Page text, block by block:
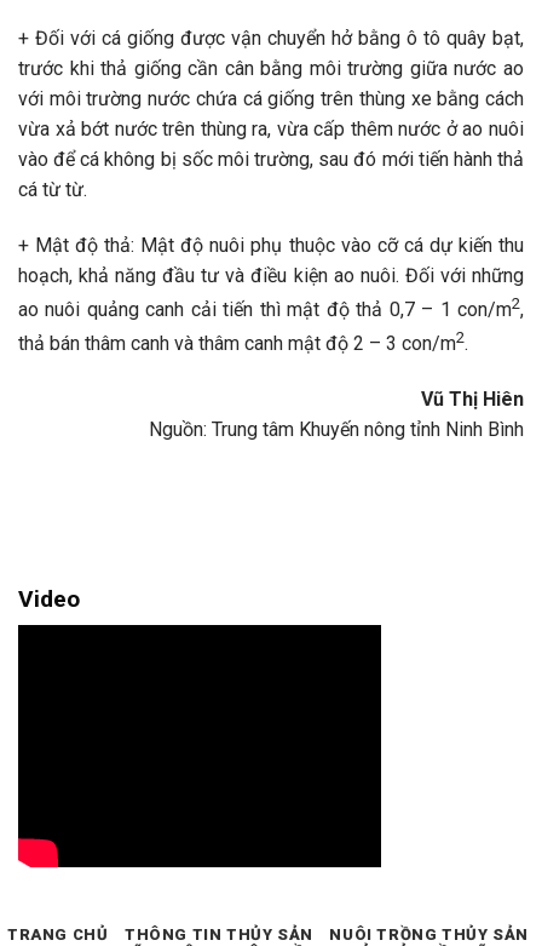
+ Đối với cá giống được vận chuyển hở bằng ô tô quây bạt,
trước khi thả giống cần cân bằng môi trường giữa nước ao
với môi trường nước chứa cá giống trên thùng xe bằng cách
vừa xả bớt nước trên thùng ra, vừa cấp thêm nước ở ao nuôi
vào để cá không bị sốc môi trường, sau đó mới tiến hành thả
cá từ từ.
+ Mật độ thả: Mật độ nuôi phụ thuộc vào cỡ cá dự kiến thu
hoạch, khả năng đầu tư và điều kiện ao nuôi. Đối với những
ao nuôi quảng canh cải tiến thì mật độ thả 0,7 – 1 con/m2,
thả bán thâm canh và thâm canh mật độ 2 – 3 con/m2.
Vũ Thị Hiên
Nguồn: Trung tâm Khuyến nông tỉnh Ninh Bình
Video
TRANG CHỦ THÔNG TIN THỦY SẢN
NUÔI TRỒNG THỦY SẢN